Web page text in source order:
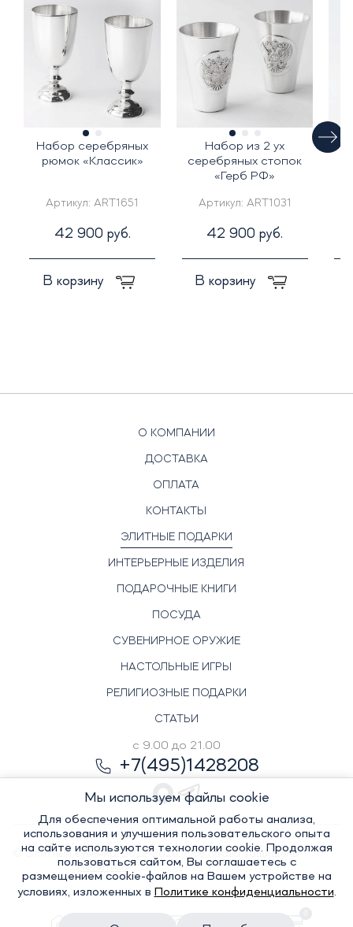
Набор серебряных
рюмок «Классик»
Артикул: ART1651
42 900 руб.
В корзину
Набор из 2 ух
серебряных стопок
«Герб РФ»
Артикул: ART1031
42 900 руб.
В корзину
О КОМПАНИИ
ДОСТАВКА
ОПЛАТА
КОНТАКТЫ
ЭЛИТНЫЕ ПОДАРКИ
ИНТЕРЬЕРНЫЕ ИЗДЕЛИЯ
ПОДАРОЧНЫЕ КНИГИ
ПОСУДА
СУВЕНИРНОЕ ОРУЖИЕ
НАСТОЛЬНЫЕ ИГРЫ
РЕЛИГИОЗНЫЕ ПОДАРКИ
СТАТЬИ
с 9.00 до 21.00
+7(495)1428208
© Элитный сувенир, 2022-2026. Все права защищены
Политика
Мы используем файлы cookie
Для обеспечения оптимальной работы анализа,
использования и улучшения пользовательского опыта
на сайте используются технологии cookie. Продолжая
пользоваться сайтом, Вы соглашаетесь с
размещением cookie-файлов на Вашем устройстве на
условиях, изложенных в Политике конфиденциальности.